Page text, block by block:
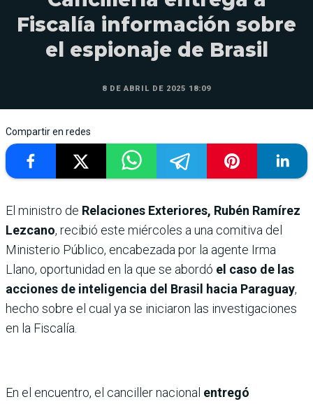
Fiscalía información sobre
el espionaje de Brasil
8 DE ABRIL DE 2025 18:09
Compartir en redes
El ministro de Relaciones Exteriores, Rubén Ramírez
Lezcano, recibió este miércoles a una comitiva del
Ministerio Público, encabezada por la agente Irma
Llano, oportunidad en la que se abordó el caso de las
acciones de inteligencia del Brasil hacia Paraguay,
hecho sobre el cual ya se iniciaron las investigaciones
en la Fiscalía.
En el encuentro, el canciller nacional entregó